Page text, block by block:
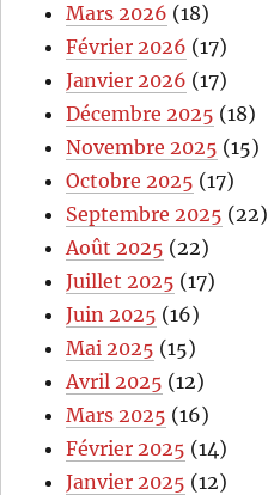
Mars 2026 (18)
Février 2026 (17)
Janvier 2026 (17)
Décembre 2025 (18)
Novembre 2025 (15)
Octobre 2025 (17)
Septembre 2025 (22)
Août 2025 (22)
Juillet 2025 (17)
Juin 2025 (16)
Mai 2025 (15)
Avril 2025 (12)
Mars 2025 (16)
Février 2025 (14)
Janvier 2025 (12)